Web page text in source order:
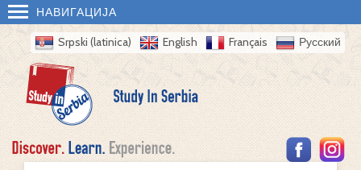
НАВИГАЦИЈА
Srpski (latinica) English Français Русский